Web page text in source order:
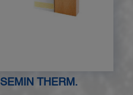
SEMIN THERM.